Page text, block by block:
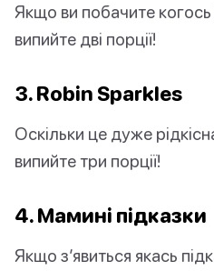
Якщо ви побачите когось
випийте дві порції!
3. Robin Sparkles
Оскільки це дуже
випийте три порції!
4. Мамині підказки
Якщо з’явиться якась